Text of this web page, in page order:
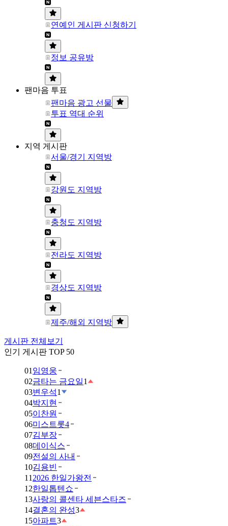
연예인 게시판 신청하기
정보 공유방
팬마음 투표
팬마음 광고 선물
투표 역대 순위
지역 게시판
서울/경기 지역방
강원도 지역방
충청도 지역방
전라도 지역방
경상도 지역방
제주/해외 지역방
게시판 전체보기
인기 게시판 TOP 50
01 임영웅
02금타는 금요일1
03변우석1
04박지현
05이찬원
06미스트롯4
07김부장
08데이식스
09전설의 사내
10김용빈
11 2026 한일가왕전
12한일톱텐쇼
13사랑의 콜센타 세븐스타즈
14결혼의 완성3
15아파트3